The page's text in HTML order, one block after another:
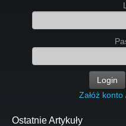
Login
Załóż konto
Ostatnie Artykuły